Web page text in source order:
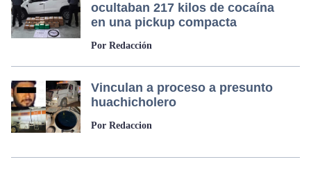
ocultaban 217 kilos de cocaína
en una pickup compacta
Por Redacción
Vinculan a proceso a presunto
huachicholero
Por Redaccion